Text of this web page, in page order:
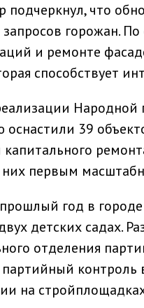
подчеркнул, что
горожан.
и ремонте
способствует
оснастили 39
них первым
год в
детских садах.
отделения
партийный контроль
на